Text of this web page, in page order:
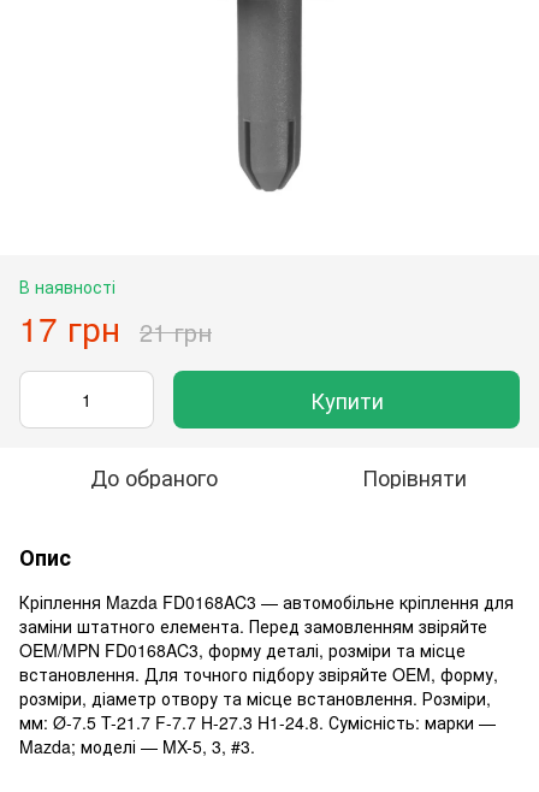
В наявності
17 грн 21 грн
Купити
До обраного Порівняти
Опис
Кріплення Mazda FD0168AC3 — автомобільне кріплення для
заміни штатного елемента. Перед замовленням звіряйте
OEM/MPN FD0168AC3, форму деталі, розміри та місце
встановлення. Для точного підбору звіряйте OEM, форму,
розміри, діаметр отвору та місце встановлення. Розміри,
мм: Ø-7.5 T-21.7 F-7.7 H-27.3 H1-24.8. Сумісність: марки —
Mazda; моделі — MX-5, 3, #3.